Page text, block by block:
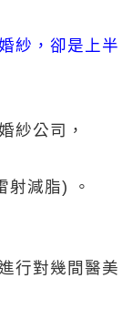
紗，卻是上半
紗公司，
射減脂) 。
行對幾間醫美